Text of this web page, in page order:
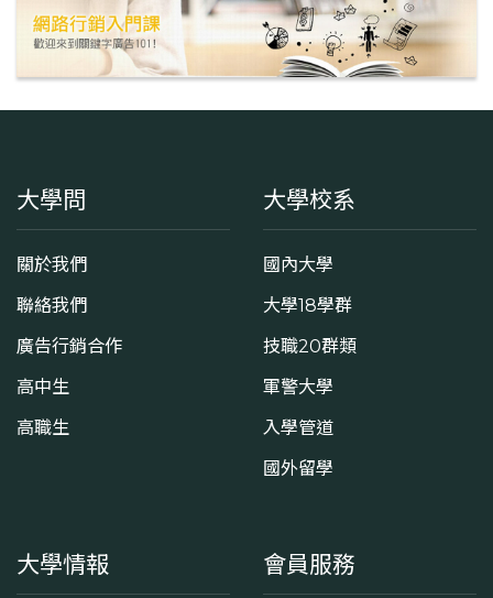
大學問
關於我們
聯絡我們
廣告行銷合作
高中生
高職生
大學校系
國內大學
大學18學群
技職20群類
軍警大學
入學管道
國外留學
大學情報 會員服務